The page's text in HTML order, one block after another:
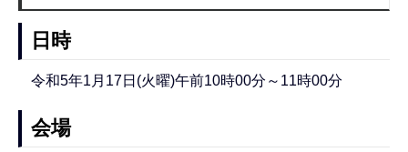
日時
令和5年1月17日(火曜)午前10時00分～11時00分
会場